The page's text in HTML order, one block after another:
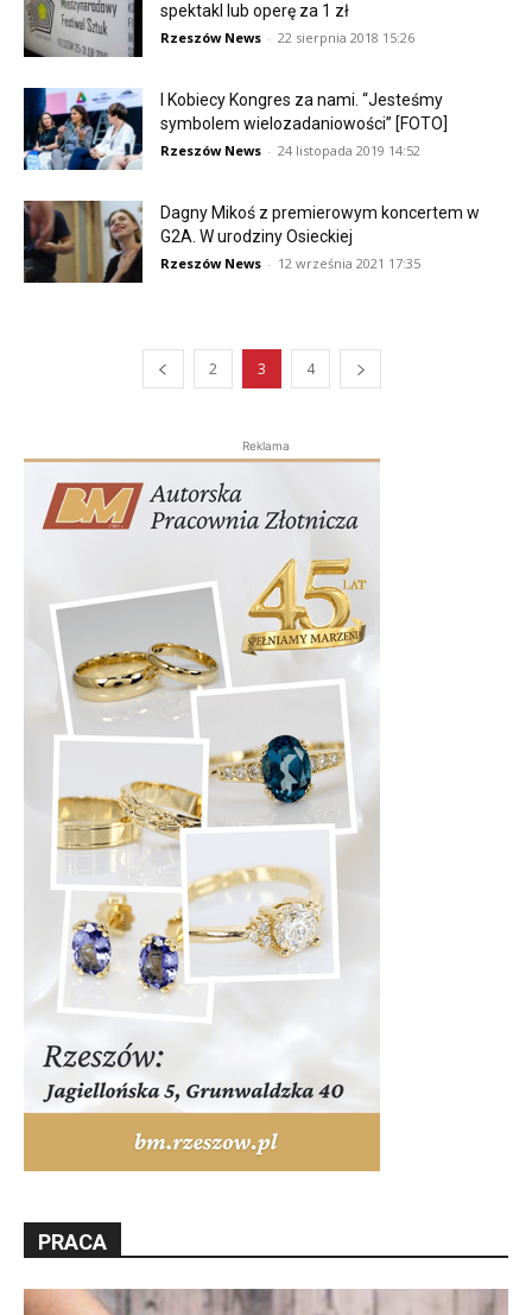
spektakl lub operę za 1 zł
Rzeszów News - 22 sierpnia 2018 15:26
I Kobiecy Kongres za nami. “Jesteśmy
symbolem wielozadaniowości” [FOTO]
Rzeszów News - 24 listopada 2019 14:52
Dagny Mikoś z premierowym koncertem w
G2A. W urodziny Osieckiej
Rzeszów News - 12 września 2021 17:35
2 3 4
Reklama
PRACA